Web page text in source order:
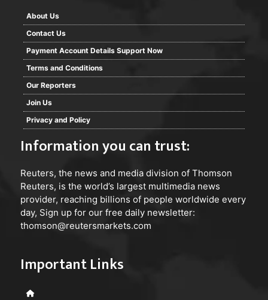
About Us
Contact Us
Payment Account Details Support Now
Terms and Conditions
Our Reporters
Join Us
Privacy and Policy
Information you can trust:
Reuters, the news and media division of Thomson
Reuters, is the world’s largest multimedia news
provider, reaching billions of people worldwide every
day, Sign up for our free daily newsletter:
thomson@reutersmarkets.com
Important Links